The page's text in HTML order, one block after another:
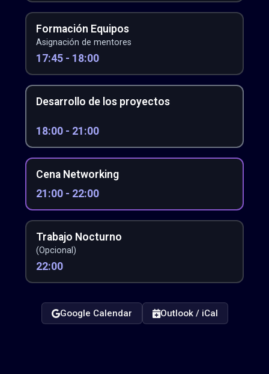
Formación Equipos
Asignación de mentores
17:45 - 18:00
Desarrollo de los proyectos
18:00 - 21:00
Cena Networking
21:00 - 22:00
Trabajo Nocturno
(Opcional)
22:00
Google Calendar Outlook / iCal